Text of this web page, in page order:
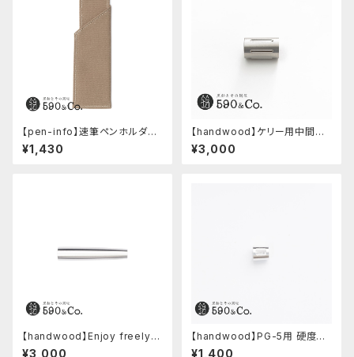
【pen-info】速筆ペンホルダー
590&Co.別注色 (ベージュ)
¥1,430
【handwood】ケリー用中間パ
ーツ/カスタムグリップ (縦溝/ス
テンレス)
¥3,000
【handwood】Enjoy freely
後軸 (超超ジュラルミン)
¥3,000
【handwood】PG-5用 硬度表
示窓 (アルミ/長方形)
¥1,400